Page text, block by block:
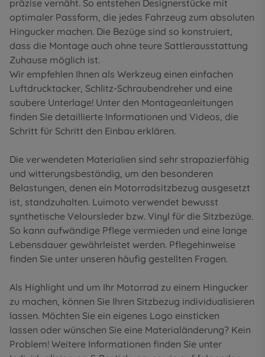
präzise vernäht. So entstehen Designerstücke mit
optimaler Passform, die jedes Fahrzeug zum absoluten
Hingucker machen. Die Bezüge sind so konstruiert,
dass die Montage auch ohne teure Sattlerausstattung
Zuhause möglich ist.
Wir empfehlen Ihnen als Werkzeug einen einfachen
Luftdrucktacker, Schlitz-Schraubendreher und eine
saubere Unterlage! Unter den Montageanleitungen
finden Sie detaillierte Informationen und Videos, die
Schritt für Schritt den Einbau erklären.
Die verwendeten Materialien sind sehr strapazierfähig
und witterungsbeständig, um den besonderen
Belastungen, denen ein Motorradsitzbezug ausgesetzt
ist, standzuhalten. Luimoto verwendet bewusst
synthetische Veloursleder bzw. Vinyl für die Sitzbezüge.
So kann aufwändige Pflege vermieden und eine lange
Lebensdauer gewährleistet werden. Pflegehinweise
finden Sie unter unseren häufig gestellten Fragen.
Als Highlight und um Ihr Motorrad zu einem Hingucker
zu machen, können Sie Ihren Sitzbezug individualisieren
lassen. Möchten Sie ein eigenes Logo einsticken
lassen oder wünschen Sie eine Materialänderung? Kein
Problem! Weitere Informationen finden Sie unter